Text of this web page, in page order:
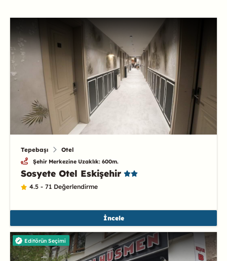
Tepebaşı Otel
Şehir Merkezine Uzaklık: 600m.
Sosyete Otel Eskişehir
4.5 - 71 Değerlendirme
İncele
Editörün Seçimi